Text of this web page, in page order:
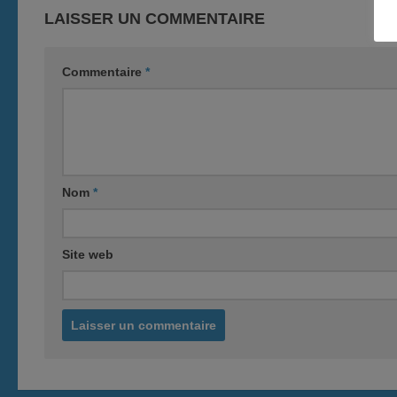
LAISSER UN COMMENTAIRE
Commentaire *
Nom *
Site web